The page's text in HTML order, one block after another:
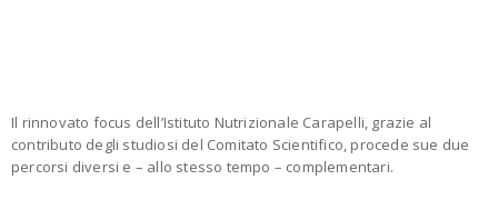
Il rinnovato focus dell’Istituto Nutrizionale Carapelli, grazie al
contributo degli studiosi del Comitato Scientifico, procede sue due
percorsi diversi e – allo stesso tempo – complementari.